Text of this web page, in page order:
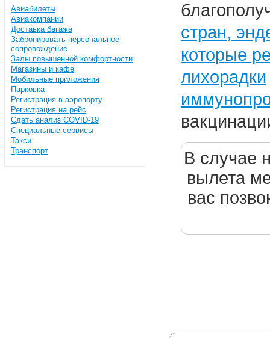
Авиабилеты
Авиакомпании
Доставка багажа
Забронировать персональное
сопровождение
Залы повышенной комфортности
Магазины и кафе
Мобильные приложения
Парковка
Регистрация в аэропорту
Регистрация на рейс
Сдать анализ COVID-19
Специальные сервисы
Такси
Транспорт
стран,
которые
лихорадки
В случае
вылета
вас